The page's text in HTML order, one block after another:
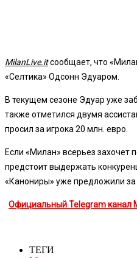
MilanLive.itсообщает, что
«Селтика» Одсонн Эдуаром.
В текущем сезоне Эдуар уже
также отметился двумя
просил за игрока 20 млн. евро.
Если «Милан» всерьез захочет
предстоит выдержать
«Канониры» уже предложили за
Официальный Telegram канал
ТЕГИ